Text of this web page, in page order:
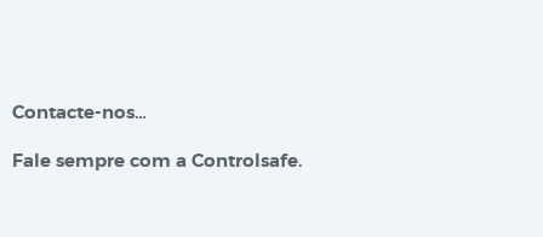
Contacte-nos…
Fale sempre com a Controlsafe.